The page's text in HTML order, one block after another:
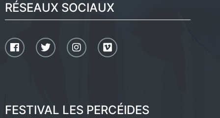
RÉSEAUX SOCIAUX
FESTIVAL LES PERCÉIDES